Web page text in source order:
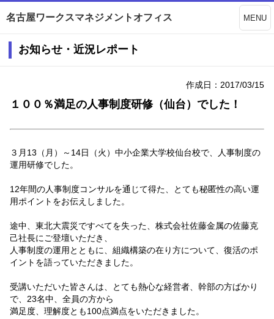
名古屋ワークスマネジメントオフィス MENU
お知らせ・近況レポート
作成日：2017/03/15
１００％満足の人事制度研修（仙台）でした！
３月13（月）～14日（火）中小企業大学校仙台校で、人事制度の
運用研修でした。
12年間の人事制度コンサルを通じて得た、とても秘匿性の高い運
用ポイントをお伝えしました。
途中、東北大震災ですべてを失った、株式会社佐藤金属の佐藤克
己社長にご登壇いただき、
人事制度の運用とともに、組織構築の在り方について、復活のポ
イントを語っていただきました。
受講いただいた皆さんは、とても熱心な経営者、幹部の方ばかり
で、23名中、全員の方から
満足度、理解度とも100点満点をいただきました。